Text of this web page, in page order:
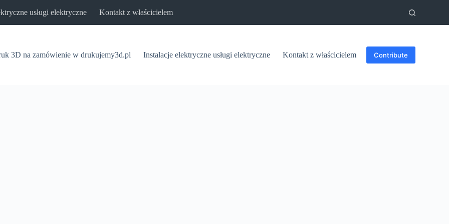
usługi elektryczne Kontakt z właścicielem
3D na zamówienie w drukujemy3d.pl Instalacje elektryczne usługi elektryczne Kontakt z właścicielem Contribute